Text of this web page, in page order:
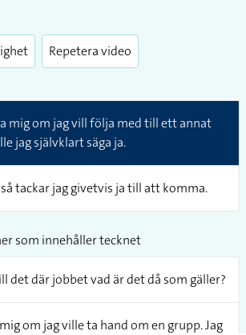
Repetera video
mig om jag vill följa med till ett annat
jag självklart säga ja.
tackar jag givetvis ja till att komma.
som innehåller tecknet
det där jobbet vad är det då som gäller?
om jag ville ta hand om en grupp. Jag